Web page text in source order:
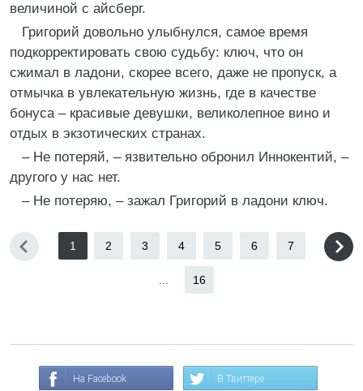
величиной с айсберг.
Григорий довольно улыбнулся, самое время
подкорректировать свою судьбу: ключ, что он
сжимал в ладони, скорее всего, даже не пропуск, а
отмычка в увлекательную жизнь, где в качестве
бонуса – красивые девушки, великолепное вино и
отдых в экзотических странах.
– Не потеряй, – язвительно обронил Иннокентий, –
другого у нас нет.
– Не потеряю, – зажал Григорий в ладони ключ.
1 2 3 4 5 6 7
16
На Facebook В Твиттере